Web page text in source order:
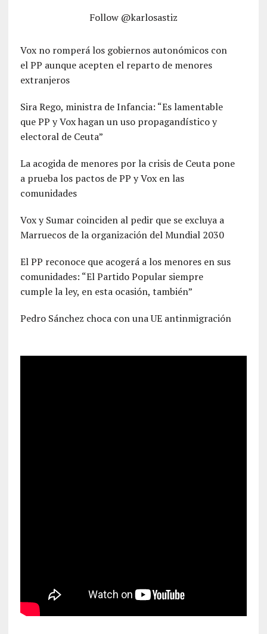
Follow @karlosastiz
Vox no romperá los gobiernos autonómicos con
el PP aunque acepten el reparto de menores
extranjeros
Sira Rego, ministra de Infancia: “Es lamentable
que PP y Vox hagan un uso propagandístico y
electoral de Ceuta”
La acogida de menores por la crisis de Ceuta pone
a prueba los pactos de PP y Vox en las
comunidades
Vox y Sumar coinciden al pedir que se excluya a
Marruecos de la organización del Mundial 2030
El PP reconoce que acogerá a los menores en sus
comunidades: “El Partido Popular siempre
cumple la ley, en esta ocasión, también”
Pedro Sánchez choca con una UE antinmigración